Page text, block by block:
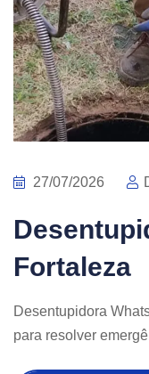
27/07/2026
Fortaleza
Desentupidora
para resolver